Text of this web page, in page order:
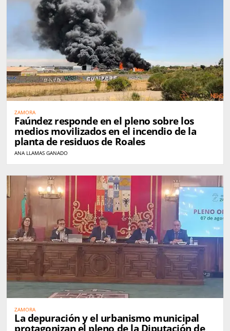
ZAMORA
Faúndez responde en el pleno sobre los
medios movilizados en el incendio de la
planta de residuos de Roales
ANA LLAMAS GANADO
ZAMORA
La depuración y el urbanismo municipal
protagonizan el pleno de la Diputación de